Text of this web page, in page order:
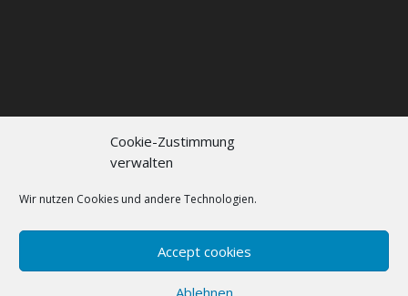
Cookie-Zustimmung
verwalten
Wir nutzen Cookies und andere Technologien.
Accept cookies
Ablehnen
Kontakt
Datenschutzerklärung
Cookie policy (EU)
Elegant Themes